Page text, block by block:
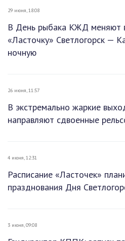
29 июня, 18:08
В День рыбака КЖД меняют
«Ласточку» Светлогорск —
ночную
26 июня, 11:57
В экстремально жаркие
направляют сдвоенные
4 июня, 12:31
Расписание «Ласточек»
празднования Дня
3 июня, 09:08